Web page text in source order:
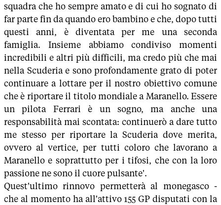
squadra che ho sempre amato e di cui ho sognato di
far parte fin da quando ero bambino e che, dopo tutti
questi anni, è diventata per me una seconda
famiglia. Insieme abbiamo condiviso momenti
incredibili e altri più difficili, ma credo più che mai
nella Scuderia e sono profondamente grato di poter
continuare a lottare per il nostro obiettivo comune
che è riportare il titolo mondiale a Maranello. Essere
un pilota Ferrari è un sogno, ma anche una
responsabilità mai scontata: continuerò a dare tutto
me stesso per riportare la Scuderia dove merita,
ovvero al vertice, per tutti coloro che lavorano a
Maranello e soprattutto per i tifosi, che con la loro
passione ne sono il cuore pulsante'.
Quest'ultimo rinnovo permetterà al monegasco -
che al momento ha all'attivo 155 GP disputati con la